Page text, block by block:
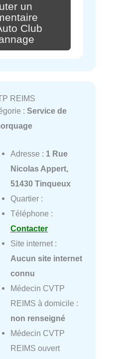
un
Club
REIMS
: Service de
Adresse : 1 Rue
Nicolas Appert,
51430 Tinqueux
Quartier :
Téléphone :
Contacter
Site internet :
Aucun site internet
connu
Médecin CVTP
REIMS à domicile :
non renseigné
Médecin CVTP
REIMS ouvert